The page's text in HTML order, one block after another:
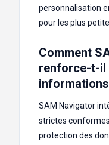
personnalisation
pour les plus
Comment
renforce-t-il
SAM Navigator
strictes
protection des